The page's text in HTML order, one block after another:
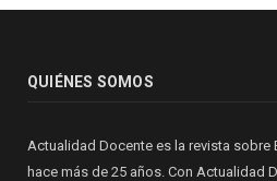
QUIÉNES SOMOS
Actualidad Docente es la revista sobre
hace más de 25 años. Con Actualidad